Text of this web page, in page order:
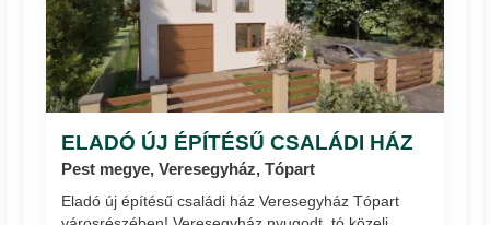
ELADÓ ÚJ ÉPÍTÉSŰ CSALÁDI HÁZ
Pest megye, Veresegyház, Tópart
Eladó új építésű családi ház Veresegyház Tópart